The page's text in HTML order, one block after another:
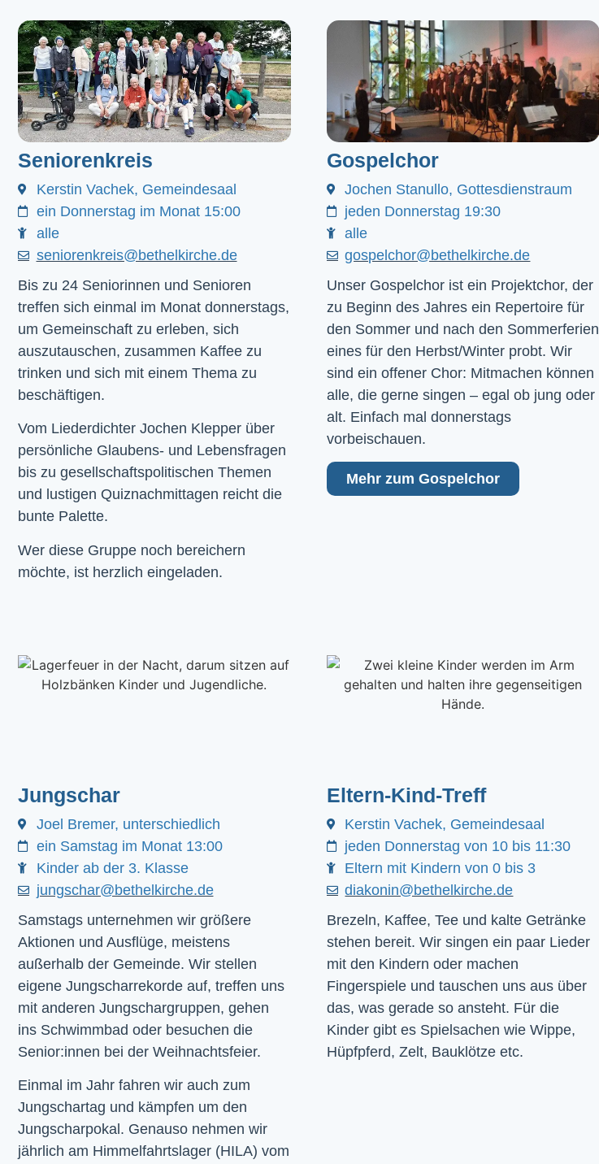
Seniorenkreis
Kerstin Vachek, Gemeindesaal
ein Donnerstag im Monat 15:00
alle
seniorenkreis@bethelkirche.de
Bis zu 24 Seniorinnen und Senioren
treffen sich einmal im Monat donnerstags,
um Gemeinschaft zu erleben, sich
auszutauschen, zusammen Kaffee zu
trinken und sich mit einem Thema zu
beschäftigen.
Vom Liederdichter Jochen Klepper über
persönliche Glaubens- und Lebensfragen
bis zu gesellschaftspolitischen Themen
und lustigen Quiznachmittagen reicht die
bunte Palette.
Wer diese Gruppe noch bereichern
möchte, ist herzlich eingeladen.
Gospelchor
Jochen Stanullo, Gottesdienstraum
jeden Donnerstag 19:30
alle
gospelchor@bethelkirche.de
Unser Gospelchor ist ein Projektchor, der
zu Beginn des Jahres ein Repertoire für
den Sommer und nach den Sommerferien
eines für den Herbst/Winter probt. Wir
sind ein offener Chor: Mitmachen können
alle, die gerne singen – egal ob jung oder
alt. Einfach mal donnerstags
vorbeischauen.
Mehr zum Gospelchor
Jungschar
Joel Bremer, unterschiedlich
ein Samstag im Monat 13:00
Kinder ab der 3. Klasse
jungschar@bethelkirche.de
Samstags unternehmen wir größere
Aktionen und Ausflüge, meistens
außerhalb der Gemeinde. Wir stellen
eigene Jungscharrekorde auf, treffen uns
mit anderen Jungschargruppen, gehen
ins Schwimmbad oder besuchen die
Senior:innen bei der Weihnachtsfeier.
Einmal im Jahr fahren wir auch zum
Jungschartag und kämpfen um den
Jungscharpokal. Genauso nehmen wir
jährlich am Himmelfahrtslager (HILA) vom
Eltern-Kind-Treff
Kerstin Vachek, Gemeindesaal
jeden Donnerstag von 10 bis 11:30
Eltern mit Kindern von 0 bis 3
diakonin@bethelkirche.de
Brezeln, Kaffee, Tee und kalte Getränke
stehen bereit. Wir singen ein paar Lieder
mit den Kindern oder machen
Fingerspiele und tauschen uns aus über
das, was gerade so ansteht. Für die
Kinder gibt es Spielsachen wie Wippe,
Hüpfpferd, Zelt, Bauklötze etc.